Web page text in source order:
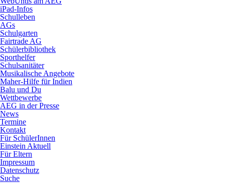
iPad-Infos
Schulleben
AGs
Schulgarten
Fairtrade AG
Schülerbibliothek
Sporthelfer
Schulsanitäter
Musikalische Angebote
Maher-Hilfe für Indien
Balu und Du
Wettbewerbe
AEG in der Presse
News
Termine
Kontakt
Für SchülerInnen
Einstein Aktuell
Für Eltern
Impressum
Datenschutz
Suche